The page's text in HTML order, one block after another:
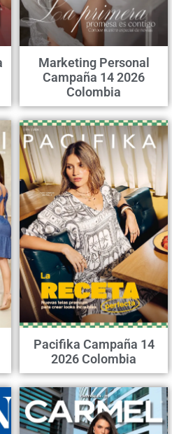
Marketing Personal
Campaña 14 2026
Colombia
Pacifika Campaña 14
2026 Colombia